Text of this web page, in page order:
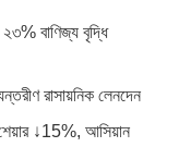
বাণিজ্য বৃদ্ধি
রাসায়নিক লেনদেন
শেয়ার ↓15%, আসিয়ান